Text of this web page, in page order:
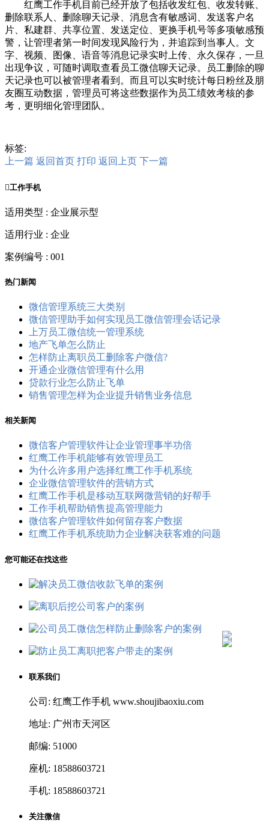
红鹰工作手机目前已经开放了包括收发红包、收发转账、
删除联系人、删除聊天记录、消息含有敏感词、发送客户名
片、私建群、共享位置、发送定位、更换手机号等多项敏感预
警，让管理者第一时间发现风险行为，并追踪到当事人。文
字、视频、图像、语音等消息记录实时上传、永久保存，一旦
出现争议，可随时调取查看员工微信聊天记录。员工删除的聊
天记录也可以被管理者看到。而且可以实时统计每日粉丝及朋
友圈互动数据，管理员可将这些数据作为员工绩效考核的参
考，更明细化管理团队。
标签:
上一篇 返回首页 打印 返回上页 下一篇
工作手机
适用类型 : 企业展示型
适用行业 : 企业
案例编号 : 001
热门新闻
微信管理系统三大类别
微信管理助手如何实现员工微信管理会话记录
上万员工微信统一管理系统
地产飞单怎么防止
怎样防止离职员工删除客户微信?
开通企业微信管理有什么用
贷款行业怎么防止飞单
销售管理怎样为企业提升销售业务信息
相关新闻
微信客户管理软件让企业管理事半功倍
红鹰工作手机能够有效管理员工
为什么许多用户选择红鹰工作手机系统
企业微信管理软件的营销方式
红鹰工作手机是移动互联网微营销的好帮手
工作手机帮助销售提高管理能力
微信客户管理软件如何留存客户数据
红鹰工作手机系统助力企业解决获客难的问题
您可能还在找这些
联系我们
公司: 红鹰工作手机 www.shoujibaoxiu.com
地址: 广州市天河区
邮编: 51000
座机: 18588603721
手机: 18588603721
关注微信